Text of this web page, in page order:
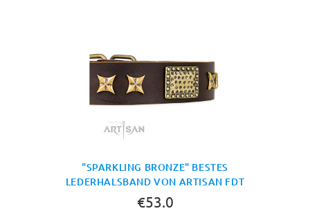
"SPARKLING BRONZE" BESTES
LEDERHALSBAND VON ARTISAN FDT
€53.0